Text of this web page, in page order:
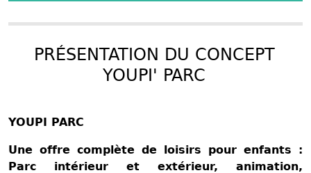
PRÉSENTATION DU CONCEPT
YOUPI' PARC
YOUPI PARC
Une offre complète de loisirs pour enfants :
Parc intérieur et extérieur, animation,